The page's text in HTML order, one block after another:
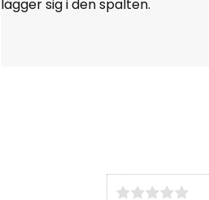
lägger sig i den spalten.